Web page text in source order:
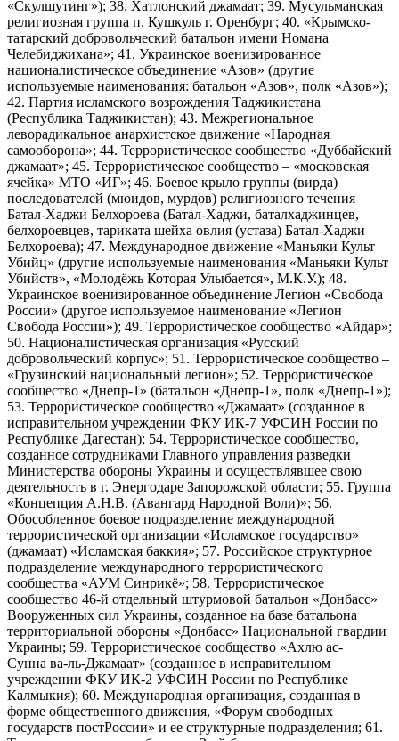
«Скулшутинг»); 38. Хатлонский джамаат; 39. Мусульманская
религиозная группа п. Кушкуль г. Оренбург; 40. «Крымско-
татарский добровольческий батальон имени Номана
Челебиджихана»; 41. Украинское военизированное
националистическое объединение «Азов» (другие
используемые наименования: батальон «Азов», полк «Азов»);
42. Партия исламского возрождения Таджикистана
(Республика Таджикистан); 43. Межрегиональное
леворадикальное анархистское движение «Народная
самооборона»; 44. Террористическое сообщество «Дуббайский
джамаат»; 45. Террористическое сообщество – «московская
ячейка» МТО «ИГ»; 46. Боевое крыло группы (вирда)
последователей (мюидов, мурдов) религиозного течения
Батал-Хаджи Белхороева (Батал-Хаджи, баталхаджинцев,
белхороевцев, тариката шейха овлия (устаза) Батал-Хаджи
Белхороева); 47. Международное движение «Маньяки Культ
Убийц» (другие используемые наименования «Маньяки Культ
Убийств», «Молодёжь Которая Улыбается», М.К.У.); 48.
Украинское военизированное объединение Легион «Свобода
России» (другое используемое наименование «Легион
Свобода России»); 49. Террористическое сообщество «Айдар»;
50. Националистическая организация «Русский
добровольческий корпус»; 51. Террористическое сообщество –
«Грузинский национальный легион»; 52. Террористическое
сообщество «Днепр-1» (батальон «Днепр-1», полк «Днепр-1»);
53. Террористическое сообщество «Джамаат» (созданное в
исправительном учреждении ФКУ ИК-7 УФСИН России по
Республике Дагестан); 54. Террористическое сообщество,
созданное сотрудниками Главного управления разведки
Министерства обороны Украины и осуществлявшее свою
деятельность в г. Энергодаре Запорожской области; 55. Группа
«Концепция А.Н.В. (Авангард Народной Воли)»; 56.
Обособленное боевое подразделение международной
террористической организации «Исламское государство»
(джамаат) «Исламская баккия»; 57. Российское структурное
подразделение международного террористического
сообщества «АУМ Синрикё»; 58. Террористическое
сообщество 46-й отдельный штурмовой батальон «Донбасс»
Вооруженных сил Украины, созданное на базе батальона
территориальной обороны «Донбасс» Национальной гвардии
Украины; 59. Террористическое сообщество «Ахлю ас-
Сунна ва-ль-Джамаат» (созданное в исправительном
учреждении ФКУ ИК-2 УФСИН России по Республике
Калмыкия); 60. Международная организация, созданная в
форме общественного движения, «Форум свободных
государств постРоссии» и ее структурные подразделения; 61.